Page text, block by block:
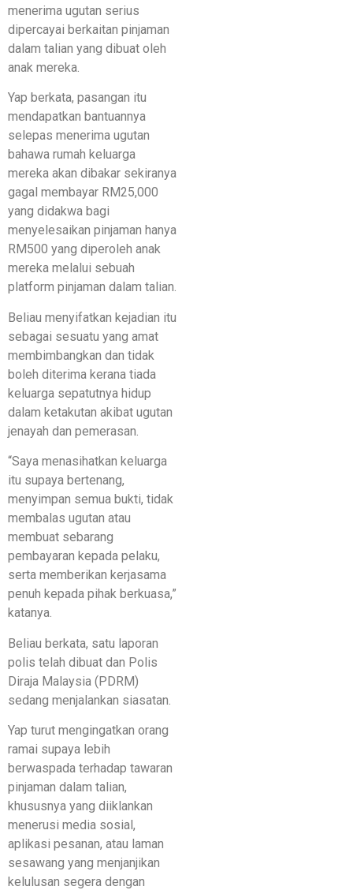
menerima ugutan serius
dipercayai berkaitan pinjaman
dalam talian yang dibuat oleh
anak mereka.
Yap berkata, pasangan itu
mendapatkan bantuannya
selepas menerima ugutan
bahawa rumah keluarga
mereka akan dibakar sekiranya
gagal membayar RM25,000
yang didakwa bagi
menyelesaikan pinjaman hanya
RM500 yang diperoleh anak
mereka melalui sebuah
platform pinjaman dalam talian.
Beliau menyifatkan kejadian itu
sebagai sesuatu yang amat
membimbangkan dan tidak
boleh diterima kerana tiada
keluarga sepatutnya hidup
dalam ketakutan akibat ugutan
jenayah dan pemerasan.
“Saya menasihatkan keluarga
itu supaya bertenang,
menyimpan semua bukti, tidak
membalas ugutan atau
membuat sebarang
pembayaran kepada pelaku,
serta memberikan kerjasama
penuh kepada pihak berkuasa,”
katanya.
Beliau berkata, satu laporan
polis telah dibuat dan Polis
Diraja Malaysia (PDRM)
sedang menjalankan siasatan.
Yap turut mengingatkan orang
ramai supaya lebih
berwaspada terhadap tawaran
pinjaman dalam talian,
khususnya yang diiklankan
menerusi media sosial,
aplikasi pesanan, atau laman
sesawang yang menjanjikan
kelulusan segera dengan